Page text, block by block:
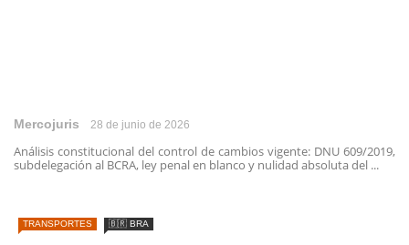
Mercojuris 28 de junio de 2026
Análisis constitucional del control de cambios vigente: DNU 609/2019,
subdelegación al BCRA, ley penal en blanco y nulidad absoluta del ...
TRANSPORTES 🇧🇷 BRA